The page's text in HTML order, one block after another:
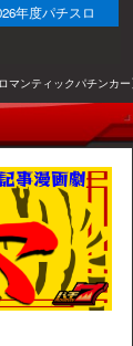
年度パチスロ
ロマンティックパチンカ